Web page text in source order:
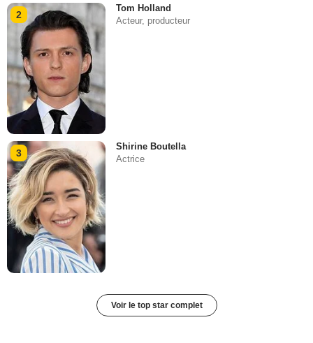
2
Tom Holland
Acteur, producteur
3
Shirine Boutella
Actrice
Voir le top star complet